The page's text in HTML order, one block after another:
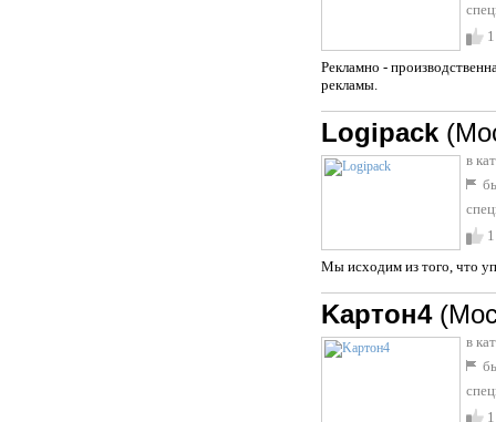
1
Рекламно -
рекламы.
Logipack
в
1
Мы исходим из того, что
Kартон4
в
1